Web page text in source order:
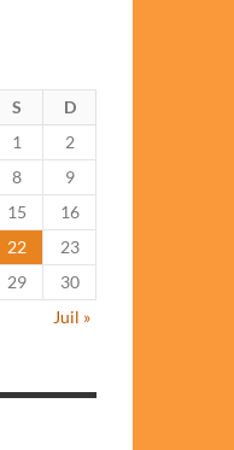
S
D
1
2
8
9
15
16
22
23
29
30
Juil »